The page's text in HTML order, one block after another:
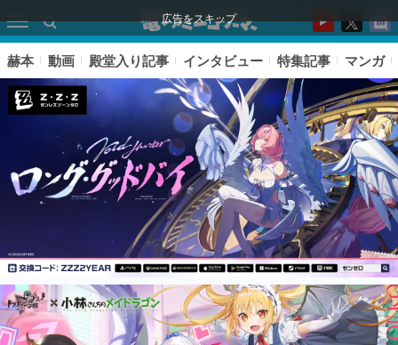
広告をスキップ
ピックアップ
赫本 動画 殿堂入り記事 インタビュー 特集記事 マンガ